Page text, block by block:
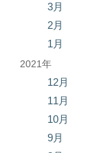
3月
2月
1月
2021年
12月
11月
10月
9月